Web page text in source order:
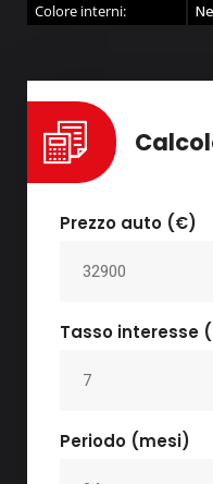
Colore interni:
Prezzo auto (€)
Tasso interesse
Periodo (mesi)